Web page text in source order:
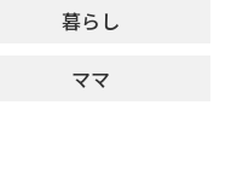
暮らし
ママ